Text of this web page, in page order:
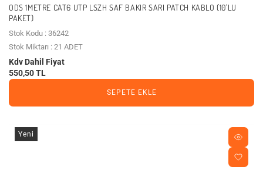
ODS 1METRE CAT6 UTP LSZH SAF BAKIR SARI PATCH KABLO (10'LU
PAKET)
Stok Kodu : 36242
Stok Miktarı : 21 ADET
Kdv Dahil Fiyat
550,50 TL
SEPETE EKLE
Yeni